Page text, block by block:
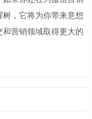
，它将为你带来意想
营销领域取得更大的